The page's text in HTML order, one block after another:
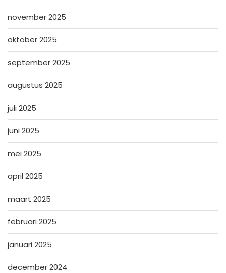
november 2025
oktober 2025
september 2025
augustus 2025
juli 2025
juni 2025
mei 2025
april 2025
maart 2025
februari 2025
januari 2025
december 2024